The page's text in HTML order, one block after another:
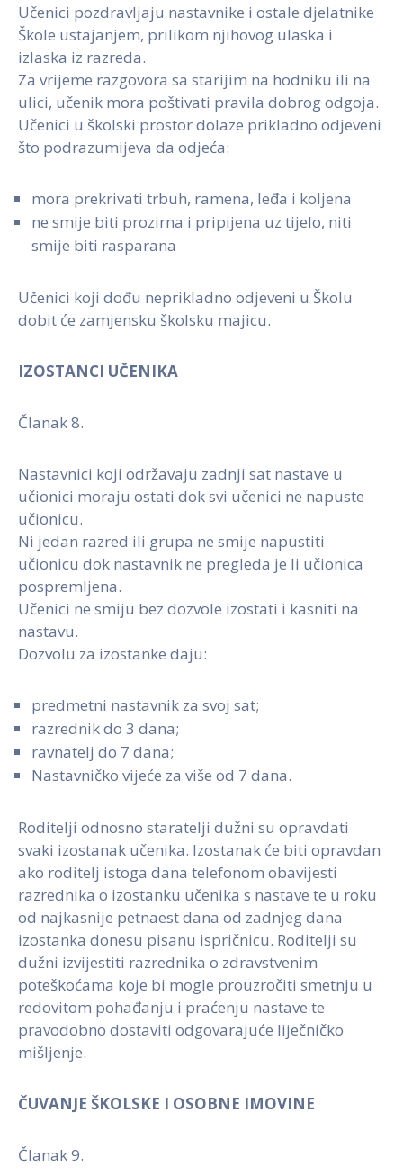
Učenici pozdravljaju nastavnike i ostale djelatnike
Škole ustajanjem, prilikom njihovog ulaska i
izlaska iz razreda.
Za vrijeme razgovora sa starijim na hodniku ili na
ulici, učenik mora poštivati pravila dobrog odgoja.
Učenici u školski prostor dolaze prikladno odjeveni
što podrazumijeva da odjeća:
mora prekrivati trbuh, ramena, leđa i koljena
ne smije biti prozirna i pripijena uz tijelo, niti
smije biti rasparana
Učenici koji dođu neprikladno odjeveni u Školu
dobit će zamjensku školsku majicu.
IZOSTANCI UČENIKA
Članak 8.
Nastavnici koji održavaju zadnji sat nastave u
učionici moraju ostati dok svi učenici ne napuste
učionicu.
Ni jedan razred ili grupa ne smije napustiti
učionicu dok nastavnik ne pregleda je li učionica
pospremljena.
Učenici ne smiju bez dozvole izostati i kasniti na
nastavu.
Dozvolu za izostanke daju:
predmetni nastavnik za svoj sat;
razrednik do 3 dana;
ravnatelj do 7 dana;
Nastavničko vijeće za više od 7 dana.
Roditelji odnosno staratelji dužni su opravdati
svaki izostanak učenika. Izostanak će biti opravdan
ako roditelj istoga dana telefonom obavijesti
razrednika o izostanku učenika s nastave te u roku
od najkasnije petnaest dana od zadnjeg dana
izostanka donesu pisanu ispričnicu. Roditelji su
dužni izvijestiti razrednika o zdravstvenim
poteškoćama koje bi mogle prouzročiti smetnju u
redovitom pohađanju i praćenju nastave te
pravodobno dostaviti odgovarajuće liječničko
mišljenje.
ČUVANJE ŠKOLSKE I OSOBNE IMOVINE
Članak 9.